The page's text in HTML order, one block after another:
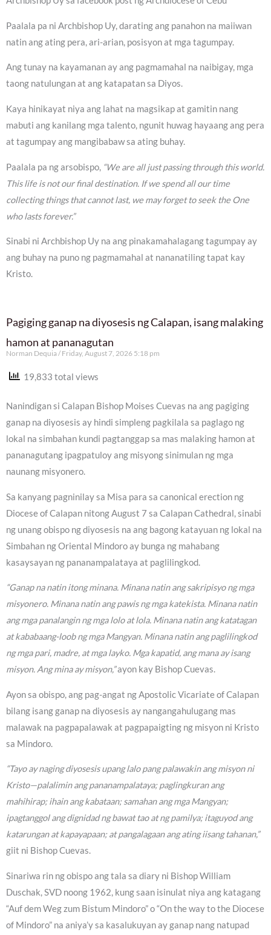
Paalala pa ni Archbishop Uy, darating ang panahon na maiiwan
natin ang ating pera, ari-arian, posisyon at mga tagumpay.
Ang tunay na kayamanan ay ang pagmamahal na naibigay, mga
taong natulungan at ang katapatan sa Diyos.
Kaya hinikayat niya ang lahat na magsikap at gamitin nang
mabuti ang kanilang mga talento, ngunit huwag hayaang ang pera
at tagumpay ang mangibabaw sa ating buhay.
Paalala pa ng arsobispo, “We are all just passing through this world.
This life is not our final destination. If we spend all our time
collecting things that cannot last, we may forget to seek the One
who lasts forever.”
Sinabi ni Archbishop Uy na ang pinakamahalagang tagumpay ay
ang buhay na puno ng pagmamahal at nananatiling tapat kay
Kristo.
Pagiging ganap na diyosesis ng Calapan, isang malaking
hamon at pananagutan
Norman Dequia Friday, August 7, 2026 5:18 pm
19,833 total views
Nanindigan si Calapan Bishop Moises Cuevas na ang pagiging
ganap na diyosesis ay hindi simpleng pagkilala sa paglago ng
lokal na simbahan kundi pagtanggap sa mas malaking hamon at
pananagutang ipagpatuloy ang misyong sinimulan ng mga
naunang misyonero.
Sa kanyang pagninilay sa Misa para sa canonical erection ng
Diocese of Calapan nitong August 7 sa Calapan Cathedral, sinabi
ng unang obispo ng diyosesis na ang bagong katayuan ng lokal na
Simbahan ng Oriental Mindoro ay bunga ng mahabang
kasaysayan ng pananampalataya at paglilingkod.
“Ganap na natin itong minana. Minana natin ang sakripisyo ng mga
misyonero. Minana natin ang pawis ng mga katekista. Minana natin
ang mga panalangin ng mga lolo at lola. Minana natin ang katatagan
at kababaang-loob ng mga Mangyan. Minana natin ang paglilingkod
ng mga pari, madre, at mga layko. Mga kapatid, ang mana ay isang
misyon. Ang mina ay misyon,”ayon kay Bishop Cuevas.
Ayon sa obispo, ang pag-angat ng Apostolic Vicariate of Calapan
bilang isang ganap na diyosesis ay nangangahulugang mas
malawak na pagpapalawak at pagpapaigting ng misyon ni Kristo
sa Mindoro.
“Tayo ay naging diyosesis upang lalo pang palawakin ang misyon ni
Kristo—palalimin ang pananampalataya; paglingkuran ang
mahihirap; ihain ang kabataan; samahan ang mga Mangyan;
ipagtanggol ang dignidad ng bawat tao at ng pamilya; itaguyod ang
katarungan at kapayapaan; at pangalagaan ang ating iisang tahanan,”
giit ni Bishop Cuevas.
Sinariwa rin ng obispo ang tala sa diary ni Bishop William
Duschak, SVD noong 1962, kung saan isinulat niya ang katagang
“Auf dem Weg zum Bistum Mindoro” o “On the way to the Diocese
of Mindoro” na aniya’y sa kasalukuyan ay ganap nang natupad